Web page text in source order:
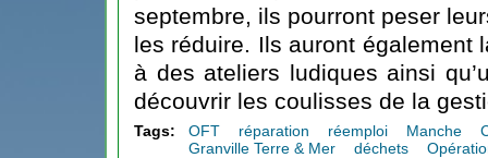
septembre, ils pourront peser
les réduire. Ils auront également
à des ateliers ludiques ainsi
découvrir les coulisses de la
Tags: OFT réparation réemploi Manche
Granville Terre & Mer
déchets